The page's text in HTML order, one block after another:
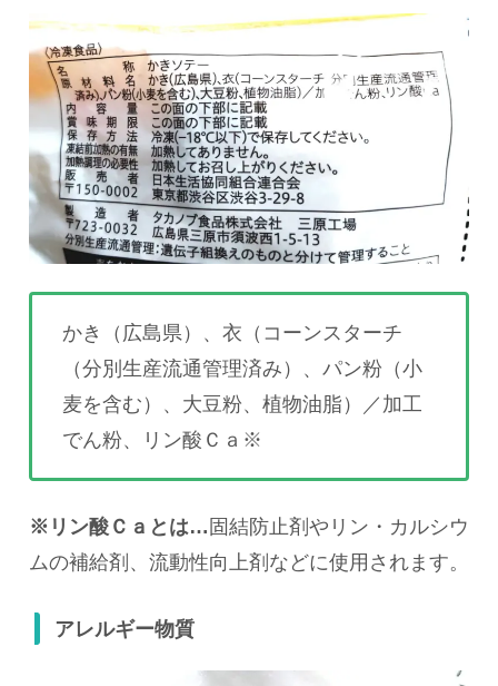
かき（広島県）、衣（コーンスターチ
（分別生産流通管理済み）、パン粉（小
麦を含む）、大豆粉、植物油脂）／加工
でん粉、リン酸Ｃａ※
※リン酸Ｃａとは… 固結防止剤やリン・カルシウ
ムの補給剤、流動性向上剤などに使用されます。
アレルギー物質